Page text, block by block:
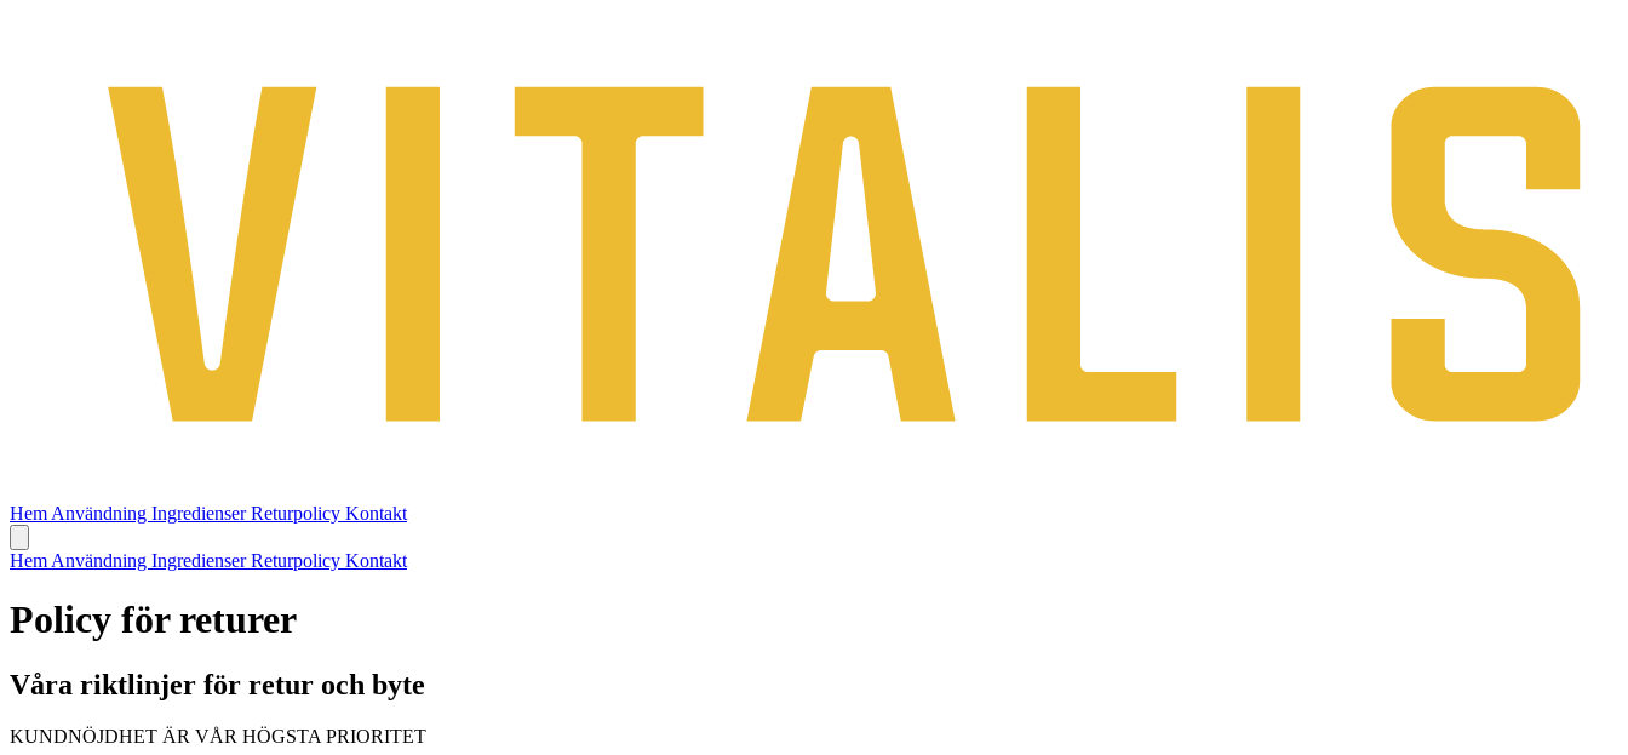
Hem Användning IngredienserReturpolicy Kontakt
Hem Användning IngredienserReturpolicy Kontakt
Policy för returer
Våra riktlinjer för retur och byte
KUNDNÖJDHET ÄR VÅR HÖGSTA PRIORITET